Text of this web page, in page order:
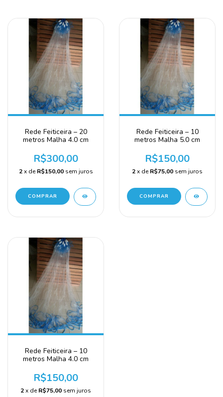
Rede Feiticeira – 20
metros Malha 4.0 cm
R$300,00
2 x deR$150,00 sem juros
COMPRAR
Rede Feiticeira – 10
metros Malha 5.0 cm
R$150,00
2x deR$75,00 sem juros
COMPRAR
Rede Feiticeira – 10
metros Malha 4.0 cm
R$150,00
2x deR$75,00 sem juros